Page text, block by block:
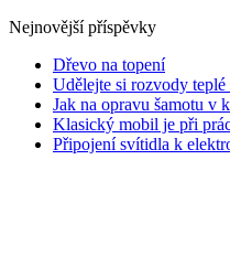
Nejnovější příspěvky
Dřevo na topení
Udělejte si rozvody
Jak na opravu šamotu v
Klasický mobil je při
Připojení svítidla k